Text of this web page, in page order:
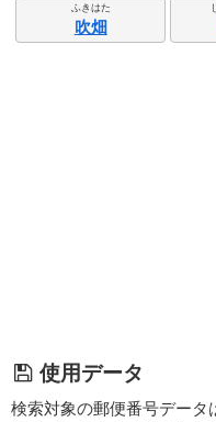
ふきはた
吹畑
使用データ
検索対象の郵便番号データ